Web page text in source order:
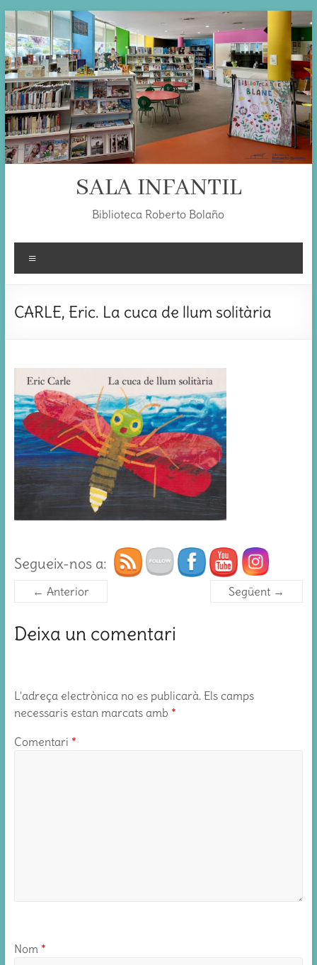
Skip
to
content
SALA INFANTIL
Biblioteca Roberto Bolaño
CARLE, Eric. La cuca de llum solitària
Segueix-nos a:
← Anterior Següent →
Deixa un comentari
L'adreça electrònica no es publicarà. Els camps
necessaris estan marcats amb *
Comentari *
Nom *